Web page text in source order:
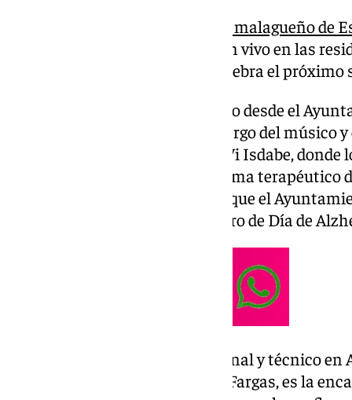
Ayuntamiento del municipio malagueño de
de actos musicales y de cante en vivo en las
del Día del Alzheimer, que se celebra el próximo
En concreto, según han indicado desde el
lugar un concierto de piano a cargo del músico
Moya, en la Residencia DomusVi Isdabe,
además a una sesión del programa
‘El sonido te embellece, Mayor’, que el
de Estepona e Isdabe y del Centro de Día de
Asimismo, la cantaora profesional y técnico en
situación de dependencia, Ana Fargas, es la